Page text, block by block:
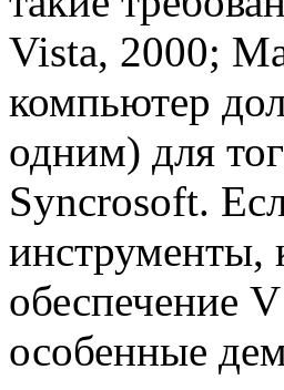
Vista, 2000;
компьютер
одним) для
Syncrosoft.
инструменты,
обеспечение
особенные